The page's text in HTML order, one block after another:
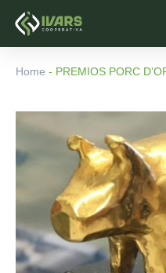
Home - PREMIOS PORC